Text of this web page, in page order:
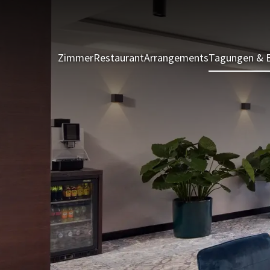
ZimmerRestaurantArrangementsTagungen &